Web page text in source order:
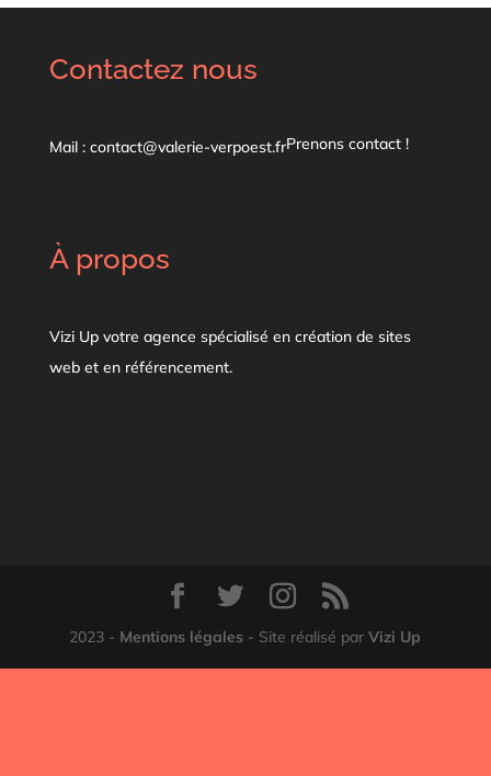
Contactez nous
Mail : contact@valerie-verpoest.frPrenons contact !
À propos
Vizi Up votre agence spécialisé en création de sites
web et en référencement.
2023 - Mentions légales - Site réalisé parVizi Up